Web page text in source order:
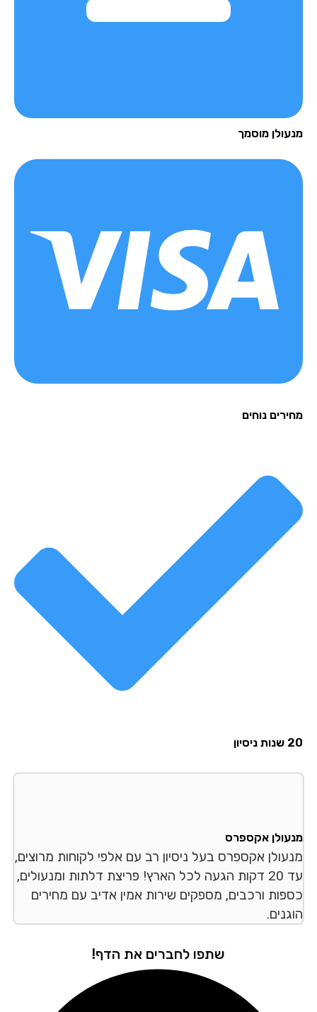
מנעולן מוסמך
מחירים נוחים
20 שנות ניסיון
מנעולן אקספרס
מנעולן אקספרס בעל ניסיון רב עם אלפי לקוחות מרוצים,
עד 20 דקות הגעה לכל הארץ! פריצת דלתות ומנעולים,
כספות ורכבים, מספקים שירות אמין אדיב עם מחירים
הוגנים.
שתפו לחברים את הדף!